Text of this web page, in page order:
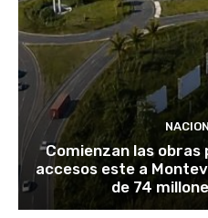
Comienzan las
accesos este a
de 74